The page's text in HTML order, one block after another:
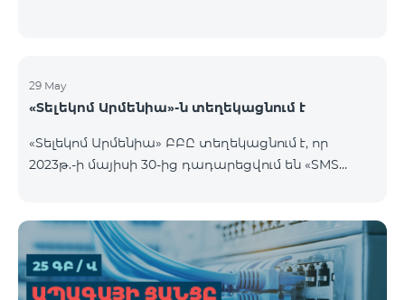
29 May
«Տելեկոմ Արմենիա»-ն տեղեկացնում է
«Տելեկոմ Արմենիա» ԲԲԸ տեղեկացնում է, որ
2023թ.-ի մայիսի 30-ից դադարեցվում են «SMS